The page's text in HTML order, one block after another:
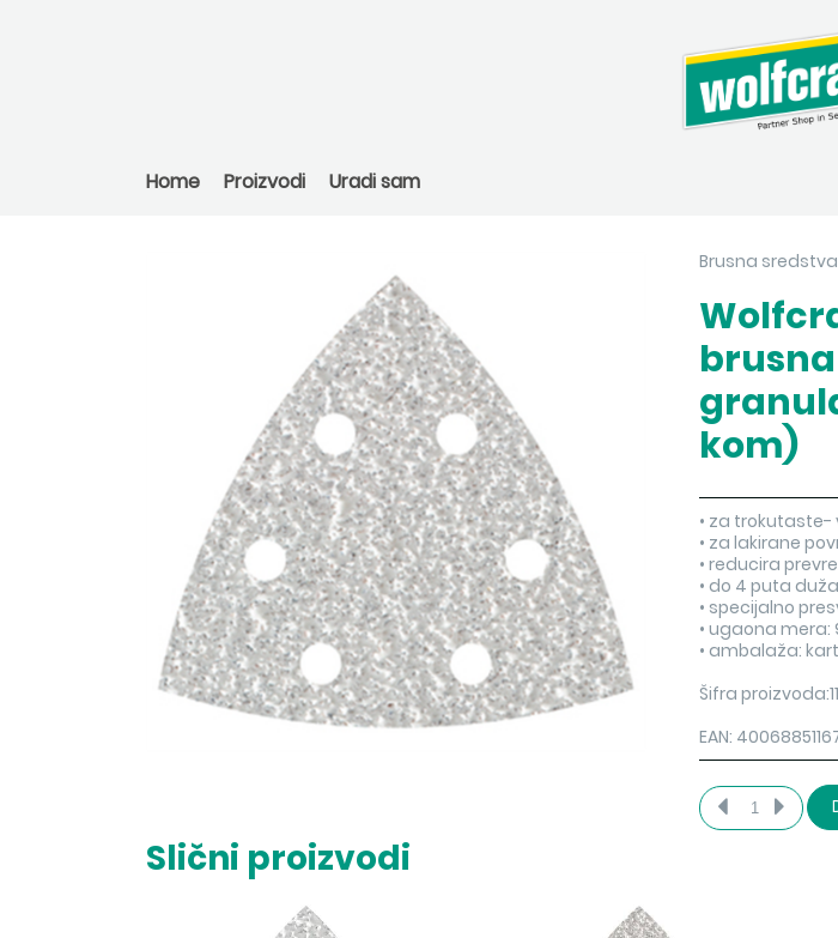
Home Proizvodi Uradi sam
Brusna sredstva
kom)
• za trokutaste-
• za lakirane
• reducira
• do 4 puta
• specijalno
• ugaona mera:
• ambalaža:
Šifra
EAN:
Slični proizvodi